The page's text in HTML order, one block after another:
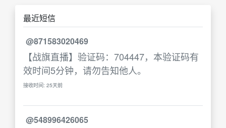
最近短信
@871583020469
【战旗直播】验证码：704447，本验证码有
效时间5分钟，请勿告知他人。
接收时间: 25天前
@548996426065